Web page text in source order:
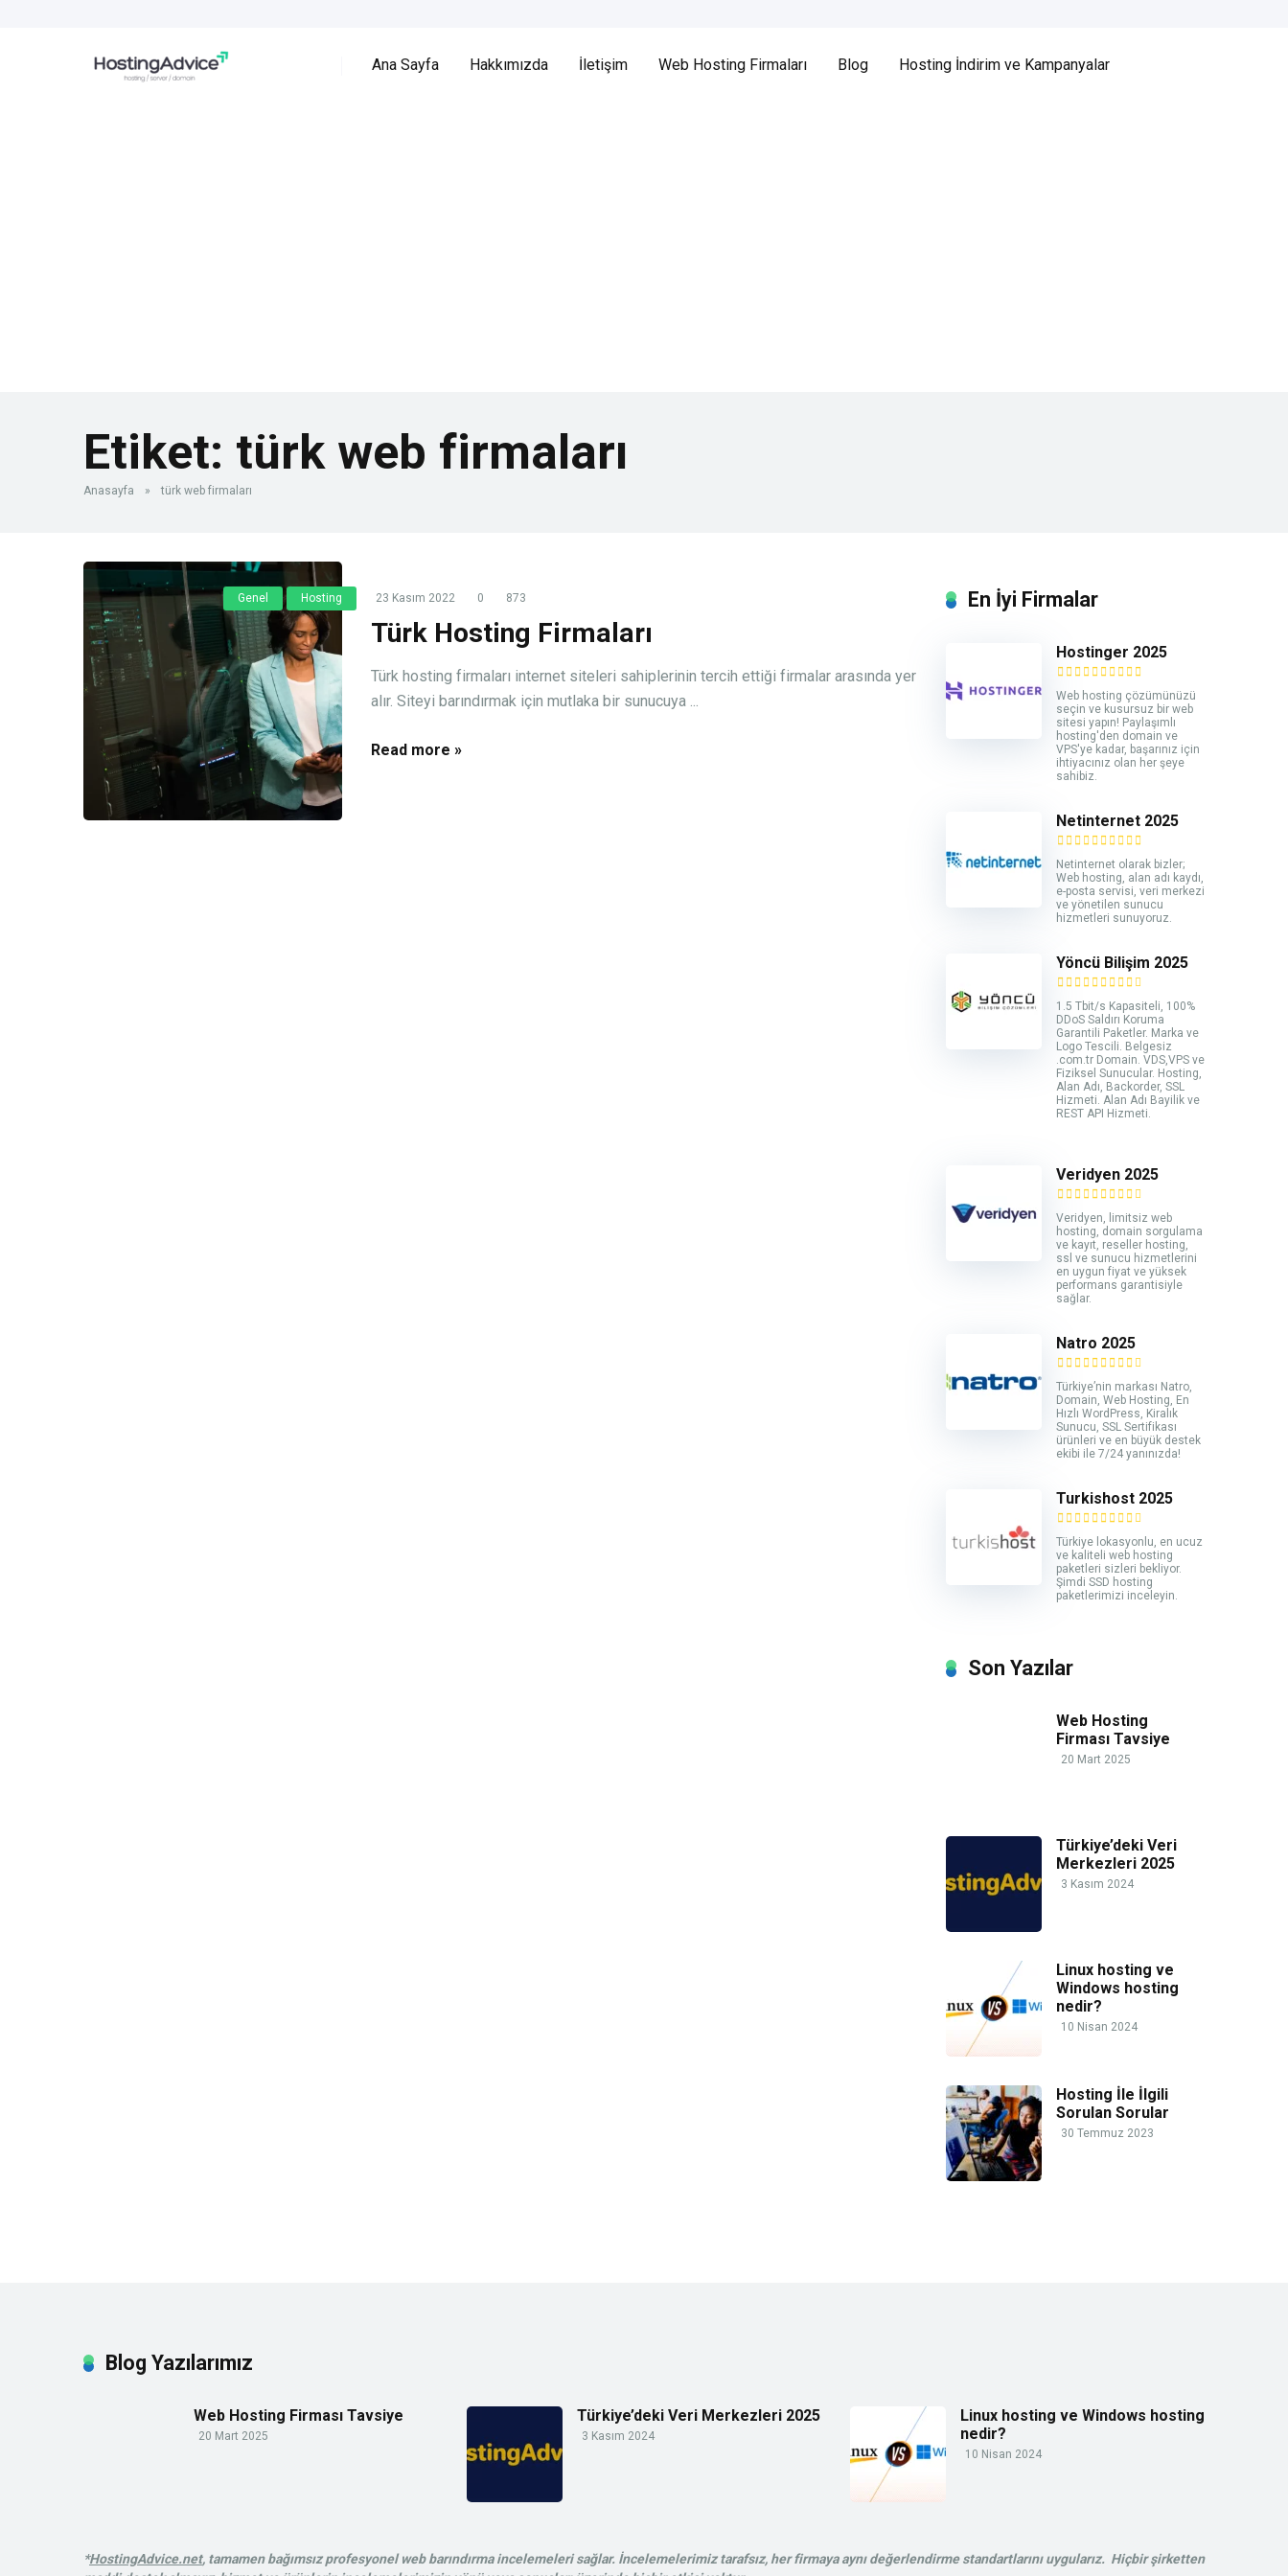
Ana Sayfa Hakkımızda İletişim Web Hosting Firmaları Blog Hosting İndirim ve Kampanyalar
Etiket: türk web firmaları
Anasayfa » türk web firmaları
Genel Hosting 23 Kasım 2022 0 873
Türk Hosting Firmaları
Türk hosting firmaları internet siteleri sahiplerinin tercih ettiği firmalar arasında yer
alır. Siteyi barındırmak için mutlaka bir sunucuya ...
Read more »
En İyi Firmalar
Hostinger 2025
Web hosting çözümünüzü
seçin ve kusursuz bir web
sitesi yapın! Paylaşımlı
hosting'den domain ve
VPS'ye kadar, başarınız için
ihtiyacınız olan her şeye
sahibiz.
Netinternet 2025
Netinternet olarak bizler;
Web hosting, alan adı kaydı,
e-posta servisi, veri merkezi
ve yönetilen sunucu
hizmetleri sunuyoruz.
Yöncü Bilişim 2025
1.5 Tbit/s Kapasiteli, 100%
DDoS Saldırı Koruma
Garantili Paketler. Marka ve
Logo Tescili. Belgesiz
.com.tr Domain. VDS,VPS ve
Fiziksel Sunucular. Hosting,
Alan Adı, Backorder, SSL
Hizmeti. Alan Adı Bayilik ve
REST API Hizmeti.
Veridyen 2025
Veridyen, limitsiz web
hosting, domain sorgulama
ve kayıt, reseller hosting,
ssl ve sunucu hizmetlerini
en uygun fiyat ve yüksek
performans garantisiyle
sağlar.
Natro 2025
Türkiye’nin markası Natro,
Domain, Web Hosting, En
Hızlı WordPress, Kiralık
Sunucu, SSL Sertifikası
ürünleri ve en büyük destek
ekibi ile 7/24 yanınızda!
Turkishost 2025
Türkiye lokasyonlu, en ucuz
ve kaliteli web hosting
paketleri sizleri bekliyor.
Şimdi SSD hosting
paketlerimizi inceleyin.
Son Yazılar
Web Hosting
Firması Tavsiye
20 Mart 2025
Türkiye’deki Veri
Merkezleri 2025
3 Kasım 2024
Linux hosting ve
Windows hosting
nedir?
10 Nisan 2024
Hosting İle İlgili
Sorulan Sorular
30 Temmuz 2023
Blog Yazılarımız
Web Hosting Firması Tavsiye
20 Mart 2025
Türkiye’deki Veri Merkezleri 2025
3 Kasım 2024
Linux hosting ve Windows hosting
nedir?
10 Nisan 2024
*HostingAdvice.net, tamamen bağımsız profesyonel web barındırma incelemeleri sağlar. İncelemelerimiz tarafsız, her firmaya aynı değerlendirme standartlarını uygularız. Hiçbir şirketten